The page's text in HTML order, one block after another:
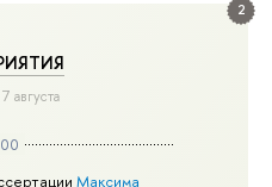
2
августа
Максима